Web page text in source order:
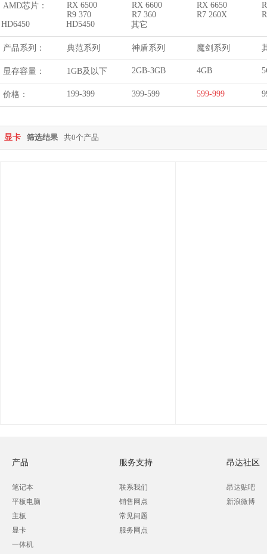
AMD芯片： RX 6500 RX 6600 RX 6650
R9 370
R7 360 R7 260X
HD6450
HD5450 其它
产品系列： 典范系列 神盾系列 魔剑系列
显存容量： 1GB及以下 2GB-3GB 4GB
价格： 199-399 399-599 599-999
显卡 筛选结果 共0个产品
产品
笔记本
平板电脑
主板
显卡
一体机
服务支持
联系我们
销售网点
常见问题
服务网点
昂达社区
昂达贴吧
新浪微博